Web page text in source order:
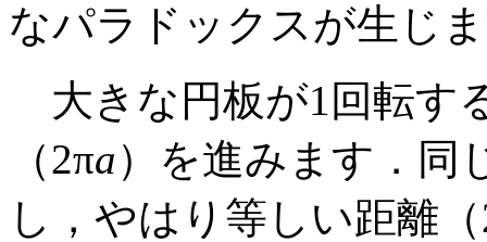
なパラドックスが生じ
大きな円板が1回転す
（2πa）を進みます．同
し，やはり等しい距離